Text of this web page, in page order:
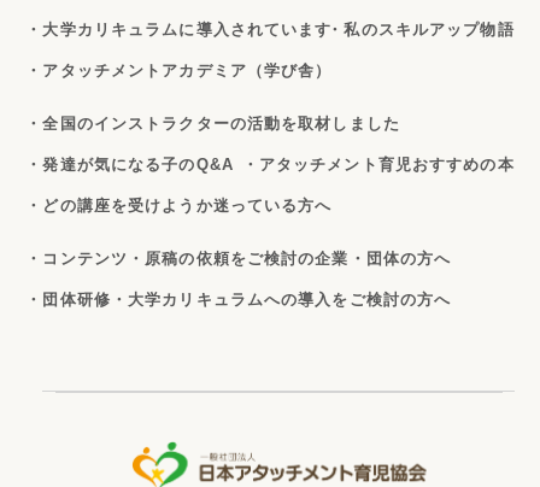
・大学カリキュラムに導入されています・私のスキルアップ物語
・アタッチメントアカデミア（学び舎）
・全国のインストラクターの活動を取材しました
・発達が気になる子のQ&A ・アタッチメント育児おすすめの本
・どの講座を受けようか迷っている方へ
・コンテンツ・原稿の依頼をご検討の企業・団体の方へ
・団体研修・大学カリキュラムへの導入をご検討の方へ